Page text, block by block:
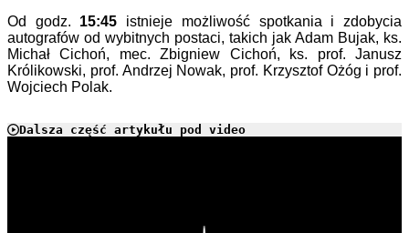
Od godz. 15:45 istnieje możliwość spotkania i zdobycia
autografów od wybitnych postaci, takich jak Adam Bujak, ks.
Michał Cichoń, mec. Zbigniew Cichoń, ks. prof. Janusz
Królikowski, prof. Andrzej Nowak, prof. Krzysztof Ożóg i prof.
Wojciech Polak.
Dalsza część artykułu pod video